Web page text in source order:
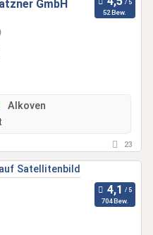
GmbH
52 Bew.
Alkoven
23
704 Bew.